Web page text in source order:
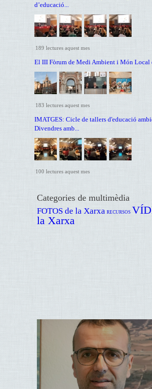
d’educació...
189 lectures aquest mes
El III Fòrum de Medi Ambient i Món Local
183 lectures aquest mes
IMATGES: Cicle de tallers d'educació
Divendres amb...
100 lectures aquest mes
Categories de multimèdia
FOTOS de la Xarxa RECURSOS
la Xarxa